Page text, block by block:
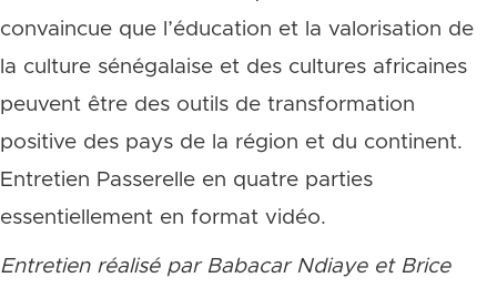
convaincue que l’éducation et la valorisation de
la culture sénégalaise et des cultures africaines
peuvent être des outils de transformation
positive des pays de la région et du continent.
Entretien Passerelle en quatre parties
essentiellement en format vidéo.
Entretien réalisé par Babacar Ndiaye et Brice